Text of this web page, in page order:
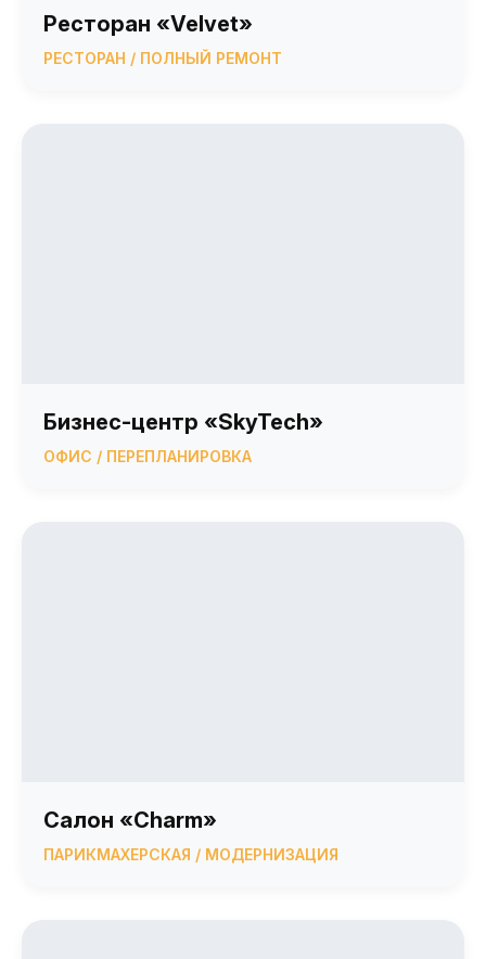
Ресторан «Velvet»
РЕСТОРАН / ПОЛНЫЙ РЕМОНТ
Бизнес-центр «SkyTech»
ОФИС / ПЕРЕПЛАНИРОВКА
Салон «Charm»
ПАРИКМАХЕРСКАЯ / МОДЕРНИЗАЦИЯ